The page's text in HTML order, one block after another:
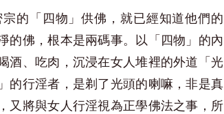
的「四物」供佛，就已經知道他們的
的佛，根本是兩碼事。以「四物」的內
酒、吃肉，沉浸在女人堆裡的外道「光
的行淫者，是剃了光頭的喇嘛，非是真
又將與女人行淫視為正學佛法之事，所